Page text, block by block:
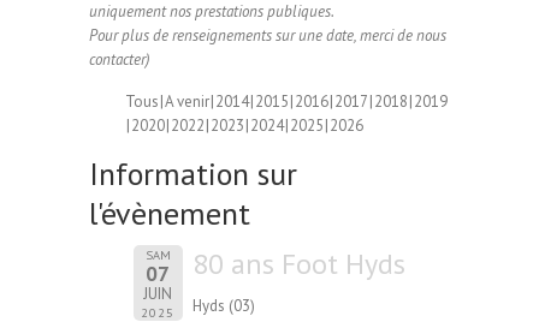
uniquement nos prestations publiques.
Pour plus de renseignements sur une date, merci de nous
contacter)
Tous A venir 2014 2015 2016 2017 2018 2019
2020 2022 2023 2024 2025 2026
Information sur
l'évènement
SAM
07
JUIN
2025
80 ans Foot Hyds
Hyds (03)